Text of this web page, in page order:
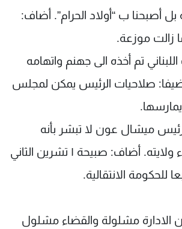
بل أصبحنا ب “أولاد الحرام”. أضاف:
زالت موزعة.
تم أخذه الى جهنم واتهامه
صلاحيات الرئيس يمكن لمجلس
يمارسها.
ميشال عون لا تبشر بأنه
سيسلم فور انتهاء ولايته. أضاف: صبيحة ١ تشرين الثاني
الانتقالية.
الادارة مشلولة والقضاء مشلول